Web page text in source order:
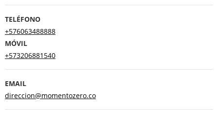
TELÉFONO
+576063488888
MÓVIL
+573206881540
EMAIL
direccion@momentozero.co